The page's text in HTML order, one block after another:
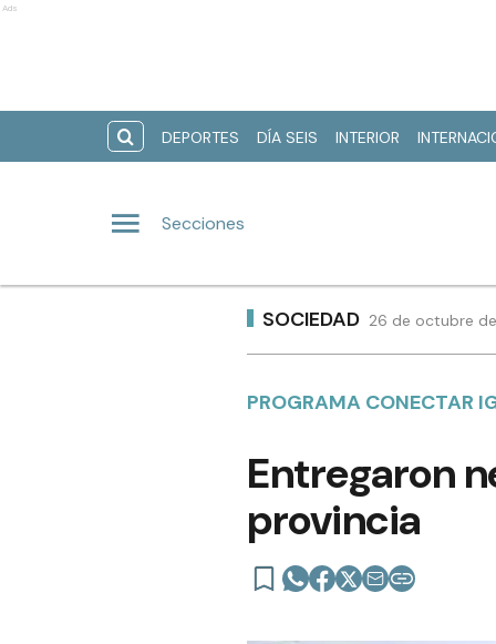
Ads
DEPORTES DÍA SEIS INTERIOR
Secciones
SOCIEDAD 26 de octubre
PROGRAMA CONECTAR
Entregaron
provincia